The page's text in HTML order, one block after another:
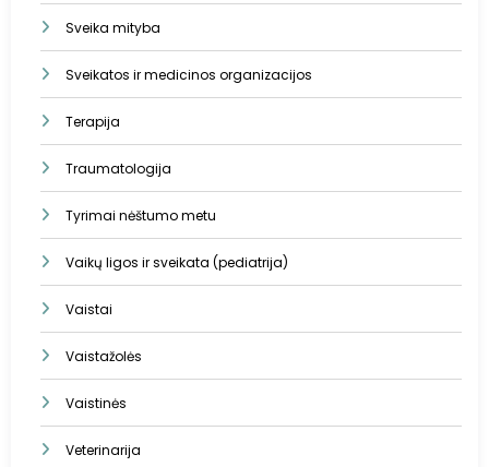
Sveika mityba
Sveikatos ir medicinos organizacijos
Terapija
Traumatologija
Tyrimai nėštumo metu
Vaikų ligos ir sveikata (pediatrija)
Vaistai
Vaistažolės
Vaistinės
Veterinarija